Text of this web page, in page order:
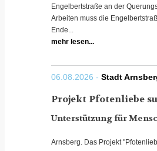
Engelbertstraße an der
Arbeiten muss die
Ende...
mehr lesen...
06.08.2026 - Stadt
Projekt Pfotenliebe
Unterstützung für
Arnsberg. Das Projekt